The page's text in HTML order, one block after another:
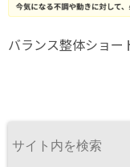
バランス整体ショー